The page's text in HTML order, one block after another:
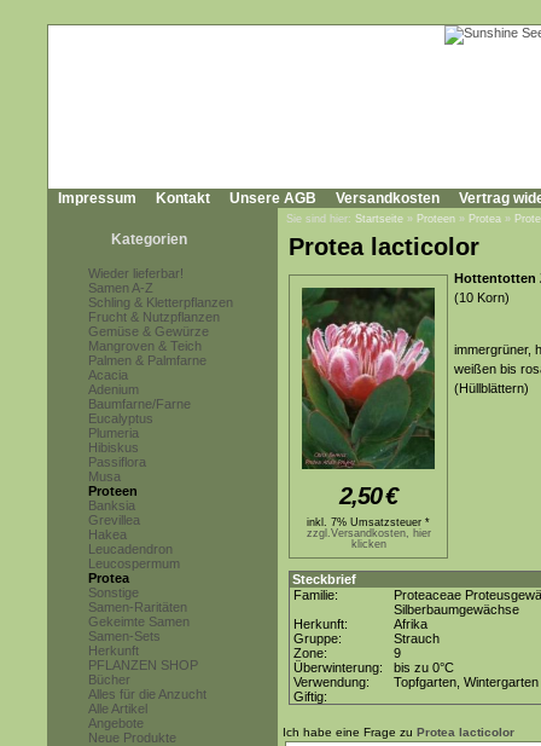
Impressum Kontakt Unsere AGB Versandkosten Vertrag
Kategorien
Wieder lieferbar!
Samen A-Z
Schling & Kletterpflanzen
Frucht & Nutzpflanzen
Gemüse & Gewürze
Mangroven & Teich
Palmen & Palmfarne
Acacia
Adenium
Baumfarne/Farne
Eucalyptus
Plumeria
Hibiskus
Passiflora
Musa
Proteen
Banksia
Grevillea
Hakea
Leucadendron
Leucospermum
Protea
Sonstige
Samen-Raritäten
Gekeimte Samen
Samen-Sets
Herkunft
PFLANZEN SHOP
Bücher
Alles für die Anzucht
Alle Artikel
Angebote
Neue Produkte
Sie sind hier: Startseite » Proteen » Protea »
Protea lacticolor
2,50€
inkl. 7% Umsatzsteuer *
zzgl.Versandkosten, hier
klicken
Hottentotten
(10 Korn)
immergrüner,
weißen bis
(Hüllblättern)
Steckbrief
Familie:
Proteaceae
Silberbaumgewächse
Herkunft:
Afrika
Gruppe:
Strauch
Zone:
9
Überwinterung:
bis zu 0°C
Verwendung:
Topfgarten, Wintergarten
Giftig:
Ich habe eine Frage zu Protea lacticolor